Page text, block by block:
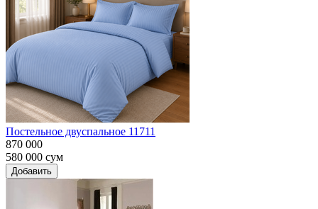
Постельное двуспальное 11711
870 000
580 000 сум
Добавить